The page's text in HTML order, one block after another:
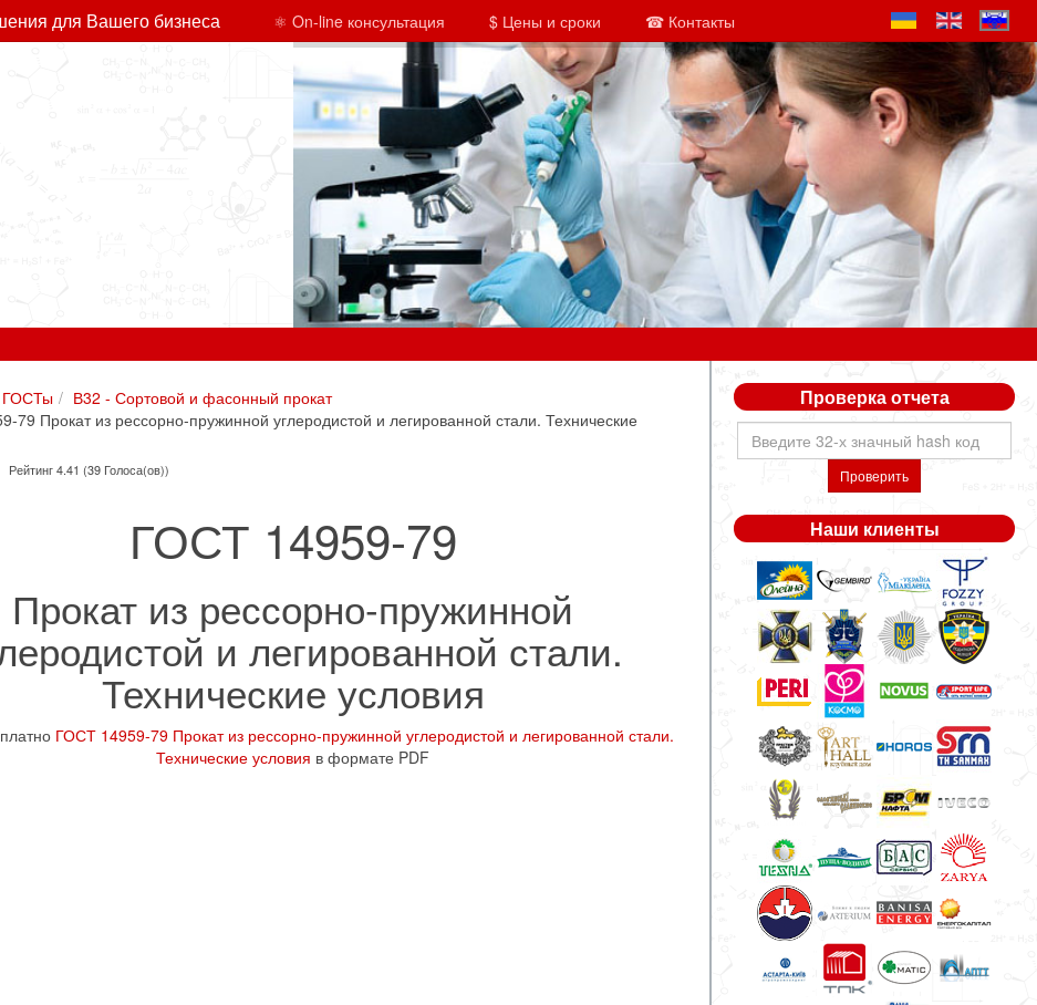
для Вашего бизнеса ⚛ On-line консультация $ Цены и сроки ☎ Контакты
ГОСТы
В32 - Сортовой и фасонный прокат
79 Прокат из рессорно-пружинной углеродистой и легированной стали. Технические
Рейтинг 4.41 (39 Голоса(ов))
ГОСТ 14959-79
Прокат из рессорно-пружинной
и легированной стали.
Технические условия
ГОСТ 14959-79 Прокат из рессорно-пружинной углеродистой и легированной стали.
Технические условия в формате PDF
Проверка отчета
Проверить
Наши клиенты